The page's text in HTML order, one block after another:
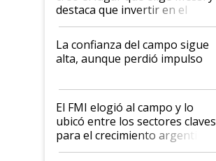
destaca que invertir en el
kirchnerismo era como "darle
plata a un hijo para droga":
Juan Félix Rossetti, el libertario
que de una dura crisis salió
de Milei
La confianza del campo sigue
alta, aunque perdió impulso
El FMI elogió al campo y lo
ubicó entre los sectores claves
para el crecimiento argentino